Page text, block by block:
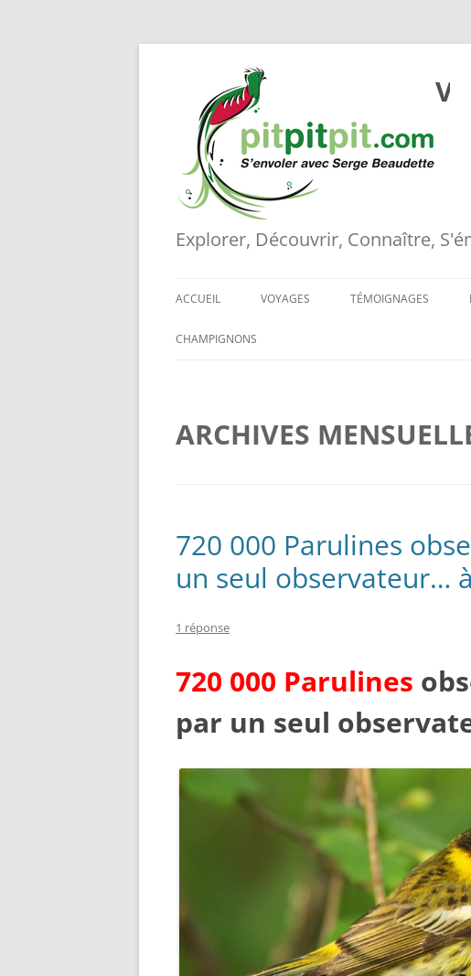
Aller
Explorer, Découvrir, Connaître,
ACCUEIL VOYAGES TÉMOIGNAGES
CHAMPIGNONS
ARCHIVES
720 000 Parulines
un seul observateur…
1 réponse
720 000 Parulines
par un seul